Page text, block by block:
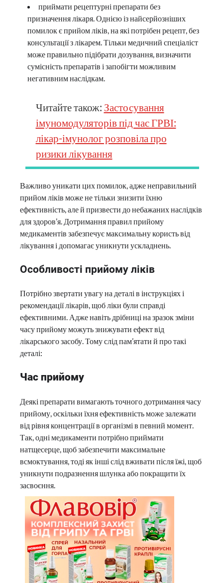
приймати рецептурні препарати без
призначення лікаря. Однією із найсерйозніших
помилок є прийом ліків, на які потрібен рецепт, без
консультації з лікарем. Тільки медичний спеціаліст
може правильно підібрати дозування, визначити
сумісність препаратів і запобігти можливим
негативним наслідкам.
Читайте також: Застосування
імуномодуляторів під час ГРВІ:
лікар-імунолог розповіла про
ризики лікування
Важливо уникати цих помилок, адже неправильний
прийом ліків може не тільки знизити їхню
ефективність, але й призвести до небажаних наслідків
для здоров’я. Дотримання правил прийому
медикаментів забезпечує максимальну користь від
лікування і допомагає уникнути ускладнень.
Особливості прийому ліків
Потрібно звертати увагу на деталі в інструкціях і
рекомендації лікарів, щоб ліки були справді
ефективними. Адже навіть дрібниці на зразок зміни
часу прийому можуть знижувати ефект від
лікарського засобу. Тому слід пам’ятати й про такі
деталі:
Час прийому
Деякі препарати вимагають точного дотримання часу
прийому, оскільки їхня ефективність може залежати
від рівня концентрації в організмі в певний момент.
Так, одні медикаменти потрібно приймати
натщесерце, щоб забезпечити максимальне
всмоктування, тоді як інші слід вживати після їжі, щоб
уникнути подразнення шлунка або покращити їх
засвоєння.